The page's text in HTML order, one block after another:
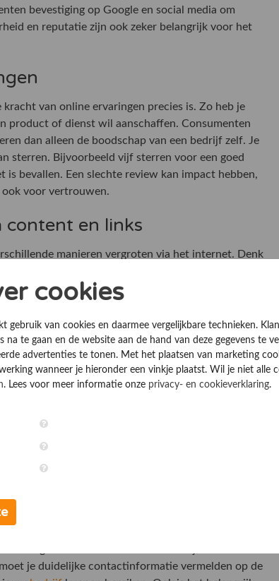
bevestiging op Google en social media om
en reputatie zijn ook zeker belangrijk voor het
van online ervaringen precies is. Zo heb je
product of dienst wil aanschaffen. Consumenten
dan alleen de boodschap van een bedrijf zelf. Je
sterren. Bijvoorbeeld vijf sterren voor een goed
bevallen. Een slechte review kan impact hebben,
ook voor vertrouwen.
content en links
manieren vergroten via het internet. Denk
waarin je expertise en
manier zijn om de zichtbaarheid van jouw
sites kan de online reputatie versterken en je kunt
Je wil immers gevonden worden waar klanten
meer over linkbuilding uitgelegd en ga op een
tussen klant en bedrijf. Door open communicatie
voor transparantie. Verder is de
bereikbaar en aanwezig op plekken waar je klanten
een goede reputatie op en kun je online aan de
veiligheid en betrouwbaarheid van jouw website.
je duidelijke contactinformatie vermelden op de
cookies
gebruik van cookies en daarmee vergelijkbare technieken.
na te gaan en de website aan de hand van deze gegevens te
advertenties te tonen. Met het plaatsen van marketing
wanneer je hieronder een vinkje plaatst. Wil je niet alle
. Lees voor meer informatie onze privacy- en cookieverklaring.